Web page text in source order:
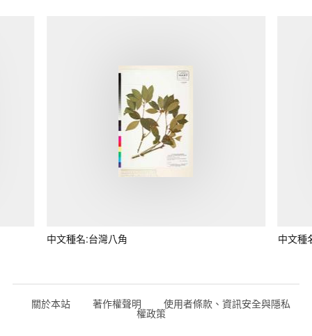
中文種名:台灣八角 中文種
關於本站 著作權聲明 使用者條款、資訊安全與隱私
權政策